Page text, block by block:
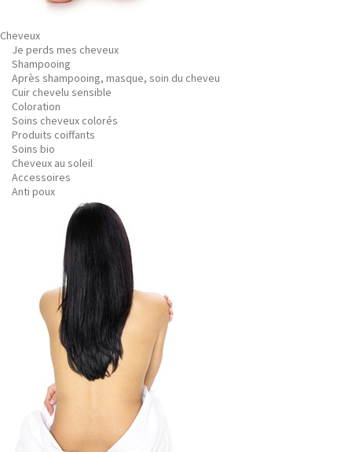
Cheveux
Je perds mes cheveux
Shampooing
Après shampooing, masque, soin du cheveu
Cuir chevelu sensible
Coloration
Soins cheveux colorés
Produits coiffants
Soins bio
Cheveux au soleil
Accessoires
Anti poux